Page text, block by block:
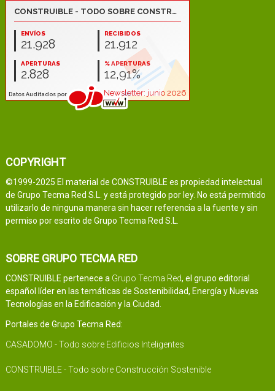
COPYRIGHT
©1999-2025 El material de CONSTRUIBLE es propiedad intelectual
de Grupo Tecma Red S.L. y está protegido por ley. No está permitido
utilizarlo de ninguna manera sin hacer referencia a la fuente y sin
permiso por escrito de Grupo Tecma Red S.L.
SOBRE GRUPO TECMA RED
CONSTRUIBLE pertenece a Grupo Tecma Red, el grupo editorial
español líder en las temáticas de Sostenibilidad, Energía y Nuevas
Tecnologías en la Edificación y la Ciudad.
Portales de Grupo Tecma Red:
CASADOMO - Todo sobre Edificios Inteligentes
CONSTRUIBLE - Todo sobre Construcción Sostenible